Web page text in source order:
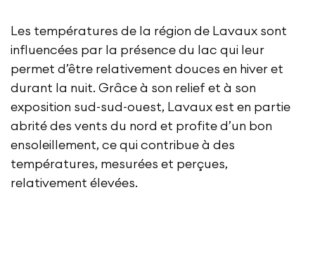
Les températures de la région de Lavaux sont
influencées par la présence du lac qui leur
permet d’être relativement douces en hiver et
durant la nuit. Grâce à son relief et à son
exposition sud-sud-ouest, Lavaux est en partie
abrité des vents du nord et profite d’un bon
ensoleillement, ce qui contribue à des
températures, mesurées et perçues,
relativement élevées.